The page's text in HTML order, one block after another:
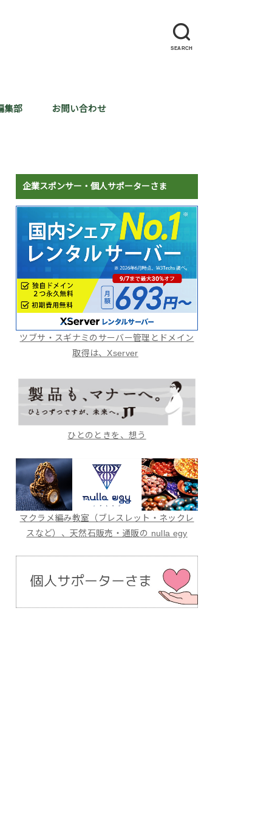
SEARCH
集部 お問い合わせ
企業スポンサー・個人サポーターさま
ツブサ・スギナミのサーバー管理とドメイン
取得は、Xserver
ひとのときを、想う
マクラメ編み教室（ブレスレット・ネックレ
スなど）、天然石販売・通販の nulla egy